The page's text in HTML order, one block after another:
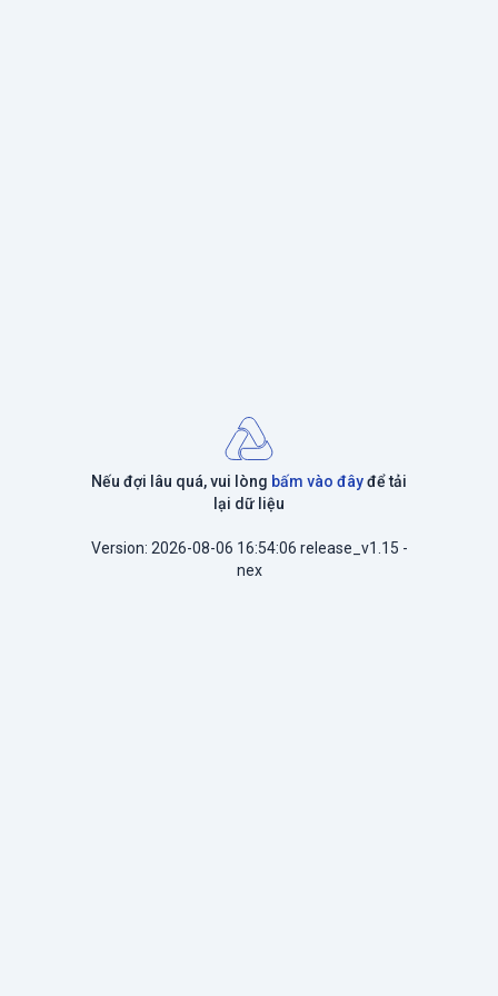
Nếu đợi lâu quá, vui lòng bấm vào đâyđể tải
lại dữ liệu
Version: 2026-08-06 16:54:06 release_v1.15 -
nex